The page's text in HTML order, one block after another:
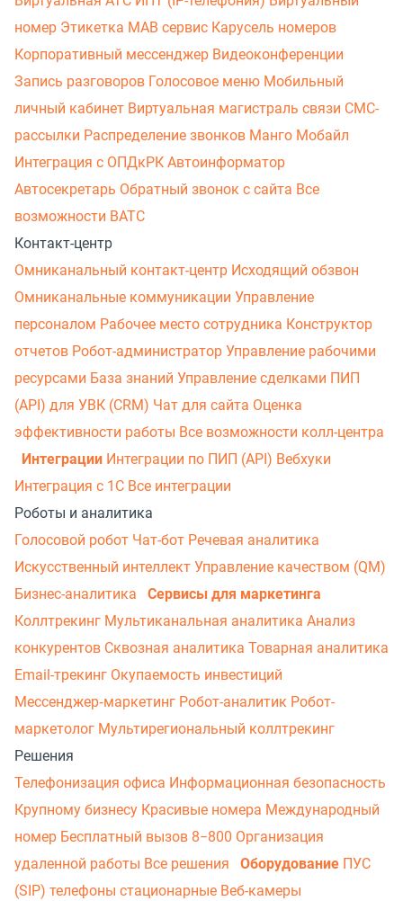
номер Этикетка МАВ сервис Карусель номеров
Корпоративный мессенджер Видеоконференции
Запись разговоров Голосовое меню Мобильный
личный кабинет Виртуальная магистраль связи СМС-
рассылки Распределение звонков Манго Мобайл
Интеграция с ОПДкРК Автоинформатор
Автосекретарь Обратный звонок с сайта Все
возможности ВАТС
Контакт-центр
Омниканальный контакт-центр Исходящий обзвон
Омниканальные коммуникации Управление
персоналом Рабочее место сотрудника Конструктор
отчетов Робот-администратор Управление рабочими
ресурсами База знаний Управление сделками ПИП
(API) для УВК (CRM) Чат для сайта Оценка
эффективности работы Все возможности колл-центра
Интеграции Интеграции по ПИП (API) Вебхуки
Интеграция с 1С Все интеграции
Роботы и аналитика
Голосовой робот Чат-бот Речевая аналитика
Искусственный интеллект Управление качеством (QM)
Бизнес-аналитика
Сервисы для маркетинга
Коллтрекинг Мультиканальная аналитика Анализ
конкурентов Сквозная аналитика Товарная аналитика
Email-трекинг Окупаемость инвестиций
Мессенджер‑маркетинг Робот-аналитик Робот-
маркетолог Мультирегиональный коллтрекинг
Решения
Телефонизация офиса Информационная безопасность
Крупному бизнесу Красивые номера Международный
номер Бесплатный вызов 8−800 Организация
удаленной работы Все решения Оборудование ПУС
(SIP) телефоны стационарные Веб-камеры